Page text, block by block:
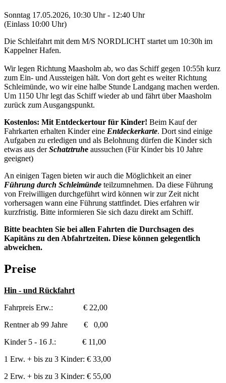
Sonntag 17.05.2026, 10:30 Uhr - 12:40 Uhr
(Einlass 10:00 Uhr)
Die Schleifahrt mit dem M/S NORDLICHT startet um 10:30h im
Kappelner Hafen.
Wir legen Richtung Maasholm ab, wo das Schiff gegen 10:55h kurz
zum Ein- und Aussteigen hält. Von dort geht es weiter Richtung
Schleimünde, wo wir eine halbe Stunde Landgang machen werden.
Um 1150 Uhr legt das Schiff wieder ab und fährt über Maasholm
zurück zum Ausgangspunkt.
Kostenlos: Mit Entdeckertour für Kinder! Beim Kauf der
Fahrkarten erhalten Kinder eine Entdeckerkarte. Dort sind einige
Aufgaben zu erledigen und als Belohnung dürfen die Kinder sich
etwas aus der Schatztruhe aussuchen (Für Kinder bis 10 Jahre
geeignet)
An einigen Tagen bieten wir auch die Möglichkeit an einer
Führung durch Schleimünde teilzumnehmen. Da diese Führung
von Freiwilligen durchgeführt wird können wir zur Zeit nicht
vorhersagen wann eine Führung stattfindet. Dies erfahren wir
kurzfristig. Bitte informieren Sie sich dazu direkt am Schiff.
Bitte beachten Sie bei allen Fahrten die Durchsagen des
Kapitäns zu den Abfahrtzeiten. Diese können gelegentlich
abweichen.
Preise
Hin - und Rückfahrt
Fahrpreis Erw.: € 22,00
Rentner ab 99 Jahre € 0,00
Kinder 5 - 16 J.: € 11,00
1 Erw. + bis zu 3 Kinder: € 33,00
2 Erw. + bis zu 3 Kinder: € 55,00